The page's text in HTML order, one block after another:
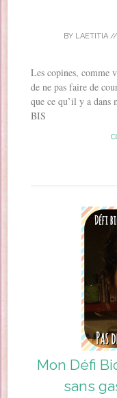
BY LAETITIA//
Les copines, comme
de ne pas faire de
que ce qu’il y a dans
BIS
Mon Défi
sans